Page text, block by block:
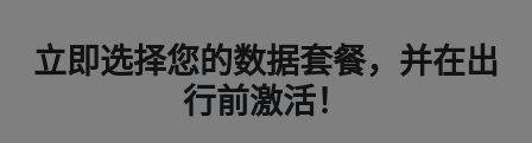
立即选择您的数据套餐，并在出
行前激活！